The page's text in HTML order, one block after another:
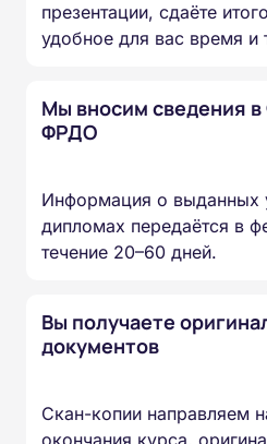
презентации, сдаёте
удобное для вас время и
Мы вносим сведения
ФРДО
Информация о выданных
дипломах передаётся в
течение 20–60 дней.
Вы получаете
документов
Скан-копии направляем